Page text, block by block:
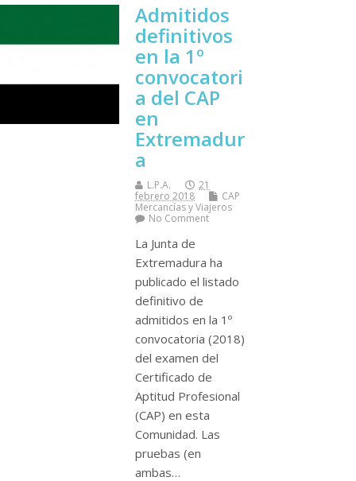
Admitidos
definitivos
en la 1º
convocatori
a del CAP
en
Extremadur
a
L.P.A.
21
febrero 2018
CAP
Mercancí­as y Viajeros
No Comment
La Junta de
Extremadura ha
publicado el listado
definitivo de
admitidos en la 1º
convocatoria (2018)
del examen del
Certificado de
Aptitud Profesional
(CAP) en esta
Comunidad. Las
pruebas (en
ambas…